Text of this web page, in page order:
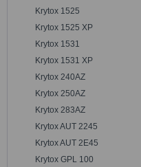
Krytox 1525
Krytox 1525 XP
Krytox 1531
Krytox 1531 XP
Krytox 240AZ
Krytox 250AZ
Krytox 283AZ
Krytox AUT 2245
Krytox AUT 2E45
Krytox GPL 100